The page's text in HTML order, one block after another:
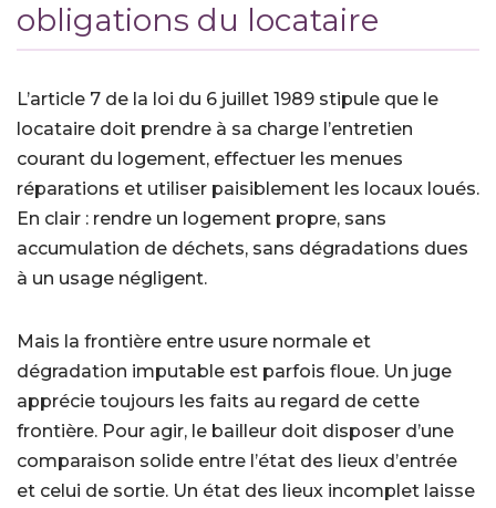
obligations du locataire
L’article 7 de la loi du 6 juillet 1989 stipule que le
locataire doit prendre à sa charge l’entretien
courant du logement, effectuer les menues
réparations et utiliser paisiblement les locaux loués.
En clair : rendre un logement propre, sans
accumulation de déchets, sans dégradations dues
à un usage négligent.
Mais la frontière entre usure normale et
dégradation imputable est parfois floue. Un juge
apprécie toujours les faits au regard de cette
frontière. Pour agir, le bailleur doit disposer d’une
comparaison solide entre l’état des lieux d’entrée
et celui de sortie. Un état des lieux incomplet laisse